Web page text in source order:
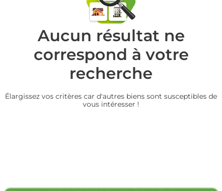
Aucun résultat ne
correspond à votre
recherche
Élargissez vos critères car d'autres biens sont susceptibles de
vous intéresser !